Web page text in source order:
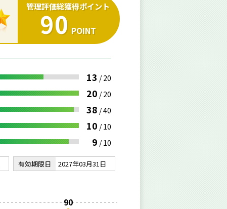
管理評価総獲得ポイント
90 POINT
13 / 20
20 / 20
38 /40
10 / 10
9 / 10
有効期限日 2027年03月31日
90